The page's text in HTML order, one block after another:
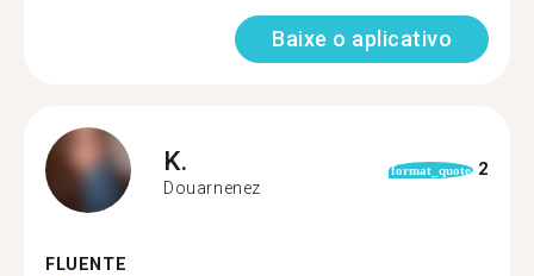
Baixe o aplicativo
K.
Douarnenez
format_quote 2
FLUENTE